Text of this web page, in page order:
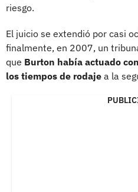
riesgo.
El juicio se extendió por casi
finalmente, en 2007, un
que Burton había actuado
los tiempos de rodaje a la